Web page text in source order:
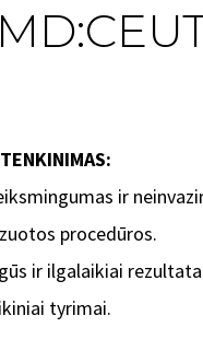
ir
procedūros.
ir ilgalaikiai
tyrimai.